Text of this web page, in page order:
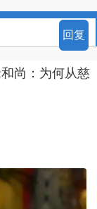
回复
尚：为何从慈